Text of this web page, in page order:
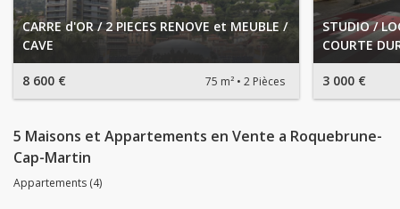
CARRE d'OR / 2 PIECES RENOVE et MEUBLE /
CAVE
8 600 € 75 m² 2 Pièces
STUDIO /
COURTE
3 000 €
5 Maisons et Appartements en Vente a Roquebrune-
Cap-Martin
Appartements (4)